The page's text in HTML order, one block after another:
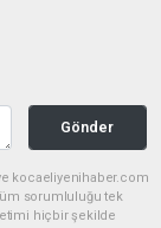
Gönder
kocaeliyenihaber.com
sorumluluğu tek
hiçbir şekilde